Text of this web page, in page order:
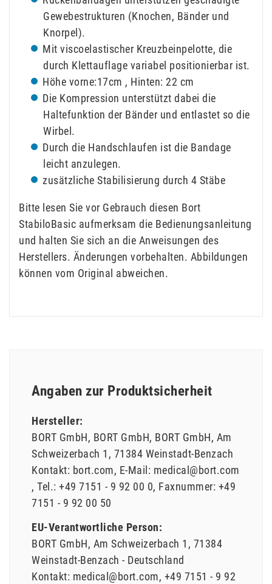
Gewebestrukturen (Knochen, Bänder und
Knorpel).
Mit viscoelastischer Kreuzbeinpelotte, die
durch Klettauflage variabel positionierbar ist.
Höhe vorne:17cm , Hinten: 22 cm
Die Kompression unterstützt dabei die
Haltefunktion der Bänder und entlastet so die
Wirbel.
Durch die Handschlaufen ist die Bandage
leicht anzulegen.
zusätzliche Stabilisierung durch 4 Stäbe
Bitte lesen Sie vor Gebrauch diesen Bort
StabiloBasic aufmerksam die Bedienungsanleitung
und halten Sie sich an die Anweisungen des
Herstellers. Änderungen vorbehalten. Abbildungen
können vom Original abweichen.
Angaben zur Produktsicherheit
Hersteller:
BORT GmbH BORT GmbH BORT GmbH Am
Schweizerbach 1 71384 Weinstadt-Benzach
Kontakt: bort.com E-Mail: medical@bort.com
Tel.: +49 7151 - 9 92 00 0 Faxnummer: +49
7151 - 9 92 00 50
EU-Verantwortliche Person:
BORT GmbH Am Schweizerbach 1
71384
Weinstadt-Benzach
Deutschland
Kontakt: medical@bort.com +49 7151 - 9 92